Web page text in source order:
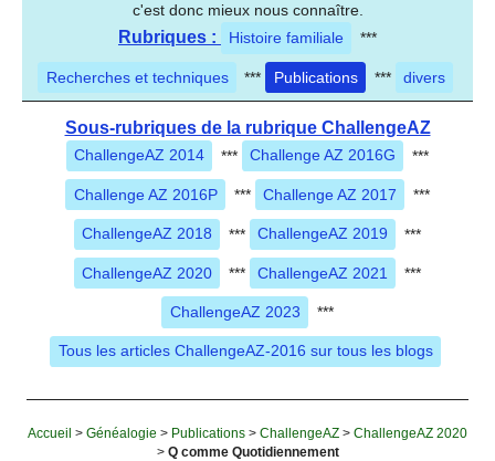
c'est donc mieux nous connaître.
Rubriques : Histoire familiale ***
Recherches et techniques *** Publications *** divers
Sous-rubriques de la rubrique ChallengeAZ
ChallengeAZ 2014 *** Challenge AZ 2016G ***
Challenge AZ 2016P *** Challenge AZ 2017 ***
ChallengeAZ 2018 *** ChallengeAZ 2019 ***
ChallengeAZ 2020 *** ChallengeAZ 2021 ***
ChallengeAZ 2023 ***
Tous les articles ChallengeAZ-2016 sur tous les blogs
Accueil > Généalogie > Publications > ChallengeAZ > ChallengeAZ 2020
> Q comme Quotidiennement